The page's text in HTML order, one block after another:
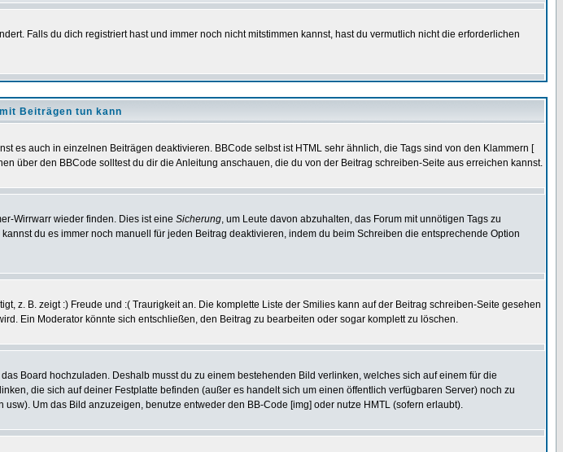
Falls du dich registriert hast und immer noch nicht mitstimmen kannst, hast du vermutlich nicht die erforderlichen
Beiträgen tun kann
es auch in einzelnen Beiträgen deaktivieren. BBCode selbst ist HTML sehr ähnlich, die Tags sind von den Klammern [
über den BBCode solltest du dir die Anleitung anschauen, die du von der Beitrag schreiben-Seite aus erreichen kannst.
Wirrwarr wieder finden. Dies ist eine Sicherung, um Leute davon abzuhalten, das Forum mit unnötigen Tags zu
du es immer noch manuell für jeden Beitrag deaktivieren, indem du beim Schreiben die entsprechende Option
z. B. zeigt :) Freude und :( Traurigkeit an. Die komplette Liste der Smilies kann auf der Beitrag schreiben-Seite gesehen
Ein Moderator könnte sich entschließen, den Beitrag zu bearbeiten oder sogar komplett zu löschen.
Board hochzuladen. Deshalb musst du zu einem bestehenden Bild verlinken, welches sich auf einem für die
die sich auf deiner Festplatte befinden (außer es handelt sich um einen öffentlich verfügbaren Server) noch zu
Um das Bild anzuzeigen, benutze entweder den BB-Code [img] oder nutze HMTL (sofern erlaubt).